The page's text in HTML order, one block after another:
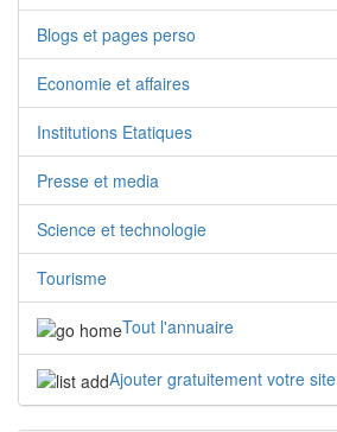
Blogs et pages perso
Economie et affaires
Institutions Etatiques
Presse et media
Science et technologie
Tourisme
Tout l'annuaire
Ajouter gratuitement votre site